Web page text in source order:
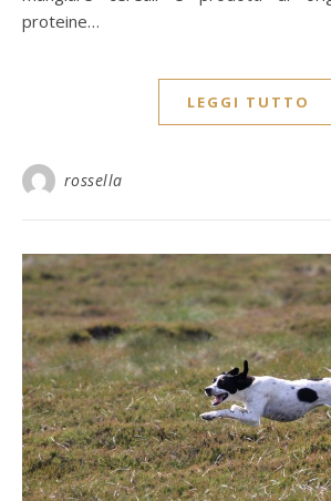
proteine…
LEGGI TUTTO
rossella